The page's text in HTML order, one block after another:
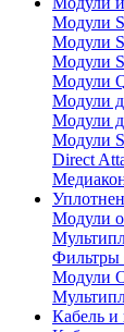
Модули
Модули
Модули
Модули
Модули
Модули
Модули
Direct
Модули
Фильтры
Модули
Кабель и